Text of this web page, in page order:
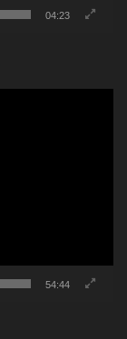
04:23
54:44